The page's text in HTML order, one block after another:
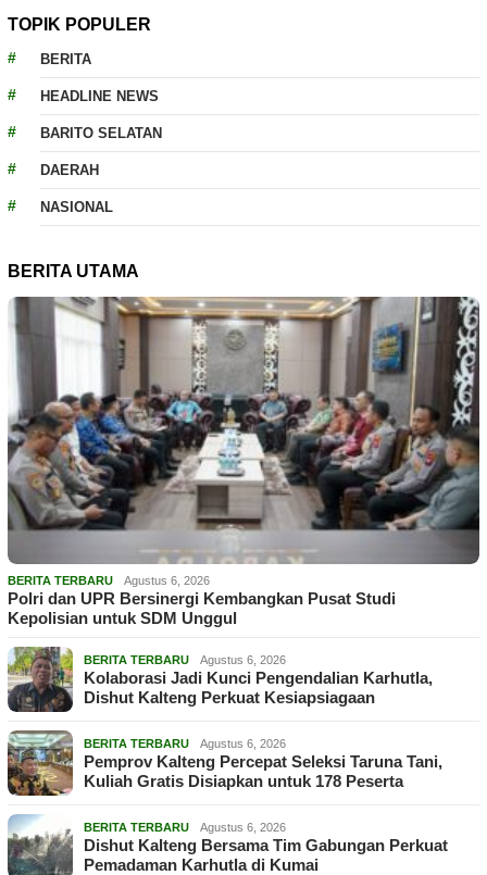
TOPIK POPULER
BERITA
HEADLINE NEWS
BARITO SELATAN
DAERAH
NASIONAL
BERITA UTAMA
BERITA TERBARU Agustus 6, 2026
Polri dan UPR Bersinergi Kembangkan Pusat Studi
Kepolisian untuk SDM Unggul
BERITA TERBARU Agustus 6, 2026
Kolaborasi Jadi Kunci Pengendalian Karhutla,
Dishut Kalteng Perkuat Kesiapsiagaan
BERITA TERBARU Agustus 6, 2026
Pemprov Kalteng Percepat Seleksi Taruna Tani,
Kuliah Gratis Disiapkan untuk 178 Peserta
BERITA TERBARU Agustus 6, 2026
Dishut Kalteng Bersama Tim Gabungan Perkuat
Pemadaman Karhutla di Kumai